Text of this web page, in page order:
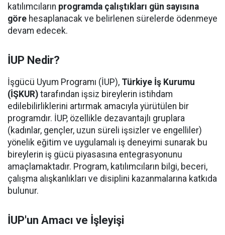
katılımcıların programda çalıştıkları gün sayısına
göre hesaplanacak ve belirlenen sürelerde ödenmeye
devam edecek.
İUP Nedir?
İşgücü Uyum Programı (İUP), Türkiye İş Kurumu
(İŞKUR) tarafından işsiz bireylerin istihdam
edilebilirliklerini artırmak amacıyla yürütülen bir
programdır. İUP, özellikle dezavantajlı gruplara
(kadınlar, gençler, uzun süreli işsizler ve engelliler)
yönelik eğitim ve uygulamalı iş deneyimi sunarak bu
bireylerin iş gücü piyasasına entegrasyonunu
amaçlamaktadır. Program, katılımcıların bilgi, beceri,
çalışma alışkanlıkları ve disiplini kazanmalarına katkıda
bulunur.
İUP'un Amacı ve İşleyişi